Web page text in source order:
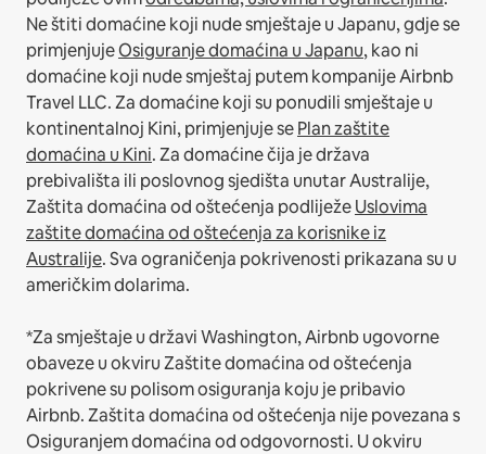
Ne štiti domaćine koji nude smještaje u Japanu, gdje se
primjenjujeOsiguranje domaćina u Japanu, kao ni
domaćine koji nude smještaj putem kompanije Airbnb
Travel LLC.Za domaćine koji su ponudili smještaje u
kontinentalnoj Kini, primjenjuje sePlan zaštite
domaćina u Kini.Za domaćine čija je država
prebivališta ili poslovnog sjedišta unutar Australije,
Zaštita domaćina od oštećenja podliježeUslovima
zaštite domaćina od oštećenja za korisnike iz
Australije. Sva ograničenja pokrivenosti prikazana su u
američkim dolarima.
*Za smještaje u državi Washington, Airbnb ugovorne
obaveze u okviru Zaštite domaćina od oštećenja
pokrivene su polisom osiguranja koju je pribavio
Airbnb. Zaštita domaćina od oštećenja nije povezana s
Osiguranjem domaćina od odgovornosti. U okviru